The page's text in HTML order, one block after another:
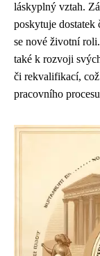
láskyplný vztah.
poskytuje dostatek
se nové životní
také k rozvoji
či rekvalifikací,
pracovního